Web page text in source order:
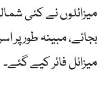
میزائلوں نے کئی
میزائل فائر کیے گئے۔